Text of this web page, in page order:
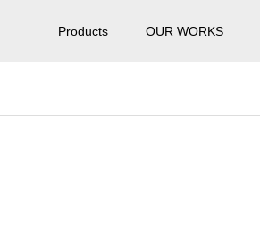
Products OUR WORKS